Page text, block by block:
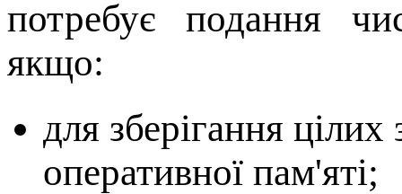
потребує подання
якщо:
для зберігання
оперативної пам'яті;